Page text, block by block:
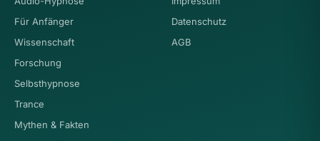
Für Anfänger
Wissenschaft
Forschung
Selbsthypnose
Trance
Mythen & Fakten
Datenschutz
AGB